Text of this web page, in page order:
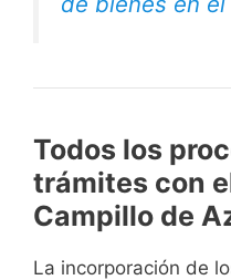
Todos los
trámites con
Campillo de
La incorporación de